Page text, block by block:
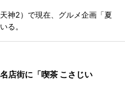
神2）で現在、グルメ企画「夏
る。
店街に「喫茶 こさじい